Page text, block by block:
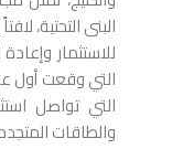
البنى التحتية،
للاستثمار
التي تواصل
والطاقات